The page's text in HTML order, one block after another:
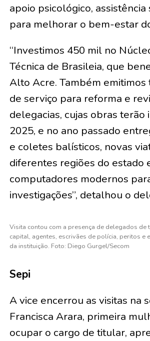
apoio psicológico, assistência
para melhorar o bem-estar
“Investimos 450 mil no
Técnica de Brasileia, que
Alto Acre. Também emitimos
de serviço para reforma e
delegacias, cujas obras terão
2025, e no ano passado
e coletes balísticos, novas
diferentes regiões do estado
computadores modernos
investigações”, detalhou o
Visita contou com a presença de delegados de
capital, agentes, escrivães de polícia, peritos e
da instituição. Foto: Diego Gurgel/Secom
Sepi
A vice encerrou as visitas na
Francisca Arara, primeira
ocupar o cargo de titular,